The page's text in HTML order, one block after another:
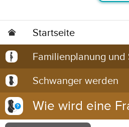
Startseite
Familienplanung
Schwanger werden
Wie wird eine